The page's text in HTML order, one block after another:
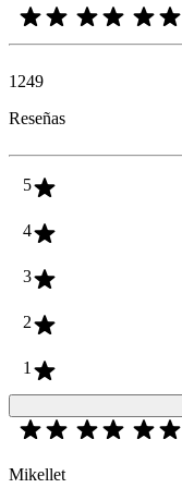
1249
Reseñas
5
4
3
2
1
Mikellet